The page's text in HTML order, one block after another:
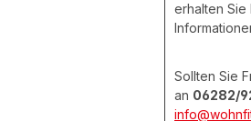
erhalten Sie
Sollten Sie
an 06282/